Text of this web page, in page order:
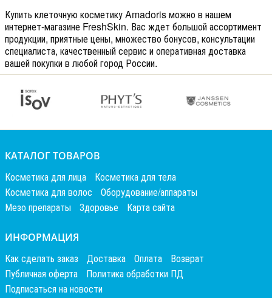
Купить клеточную косметику Amadoris можно в нашем
интернет-магазине FreshSkin. Вас ждет большой ассортимент
продукции, приятные цены, множество бонусов, консультации
специалиста, качественный сервис и оперативная доставка
вашей покупки в любой город России.
КАТАЛОГ ТОВАРОВ
Косметика для лица
Косметика для тела
Косметика для волос
Оборудование/аппараты
Мезо препараты
Здоровье Карта сайта
ИНФОРМАЦИЯ
Как сделать заказ Доставка Оплата
Возврат
Публичная оферта
Политика обработки ПД
Подписаться на новости